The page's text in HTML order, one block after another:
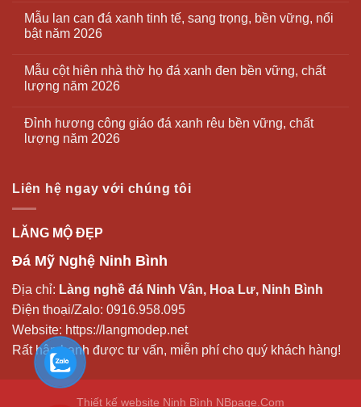
Mẫu lan can đá xanh tinh tế, sang trọng, bền vững, nổi
bật năm 2026
Mẫu cột hiên nhà thờ họ đá xanh đen bền vững, chất
lượng năm 2026
Đỉnh hương công giáo đá xanh rêu bền vững, chất
lượng năm 2026
Liên hệ ngay với chúng tôi
LĂNG MỘ ĐẸP
Đá Mỹ Nghệ Ninh Bình
Địa chỉ: Làng nghề đá Ninh Vân, Hoa Lư, Ninh Bình
Điện thoại/Zalo: 0916.958.095
Website: https://langmodep.net
Rất hân hạnh được tư vấn, miễn phí cho quý khách hàng!
Thiết kế website Ninh Bình NBpage.Com